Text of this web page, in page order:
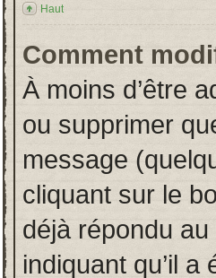
Haut
Comment
À moins d’être
ou supprimer
message
cliquant sur le
déjà répondu
indiquant qu’il